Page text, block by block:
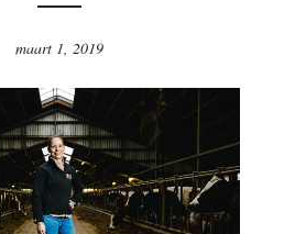
maart 1, 2019